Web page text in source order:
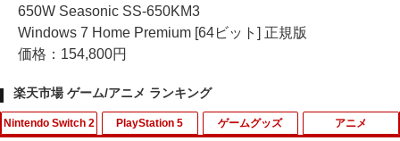
650W Seasonic SS-650KM3
Windows 7 Home Premium [64ビット] 正規版
価格：154,800円
楽天市場 ゲーム/アニメ ランキング
Nintendo Switch 2 PlayStation 5 ゲームグッズ アニメ